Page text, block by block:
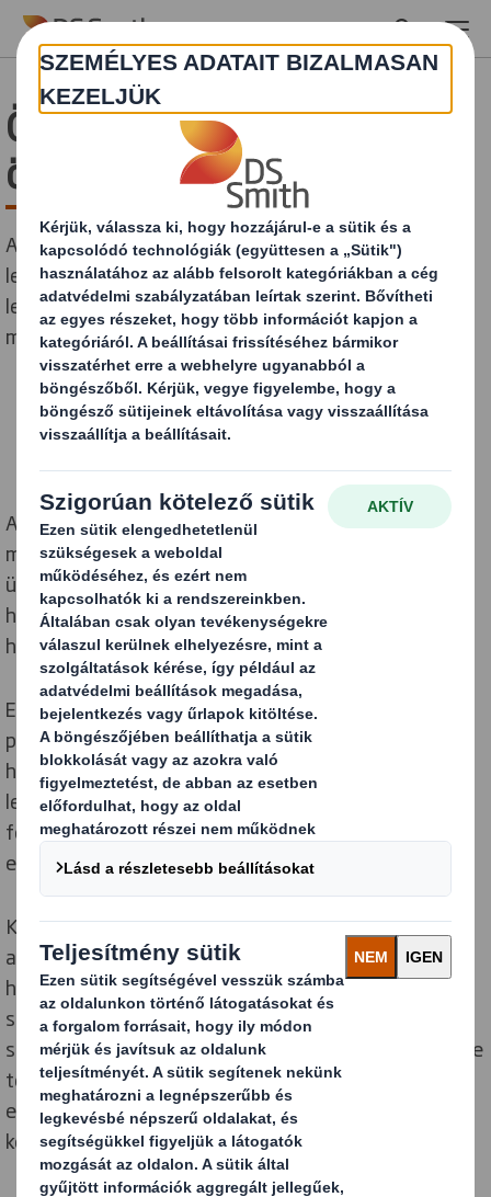
Skip to main content
Öt dolog, amit az
öregedésről tudni kell
A globális népesség elöregedésének ismeretében
legfőbb ideje, hogy a vállalkozások előrelátóbbak
legyenek – különösen igaz ez, a csomagolások
megválasztására
Az öregedés az élet elkerülhetetlen része. Ezért
mentegetőzés helyett a cégek miért nem inkább
ünneplik ezt? Igen ritkák az e korosztálynak szóló
hirdetések, és még ha meg is jelenik néhány, azok
hajlamosak a sztereotípiákra.
Egyes márkák azonban arra törekszenek, hogy a
pozitív öregedésre összpontosító, időszerű, nagy
hatású kampányokkal ösztönözzenek. Az egyik
legutóbbi példa a L'Oréal munkája, Helen Mirren
főszereplésével, amely az Age Perfect termékcsalád
eladásait ösztönözte.
Korábbi példa a Dove „Valódi szépség” kampánya,
amely mára tinédzser éveibe lépett, de még mindig
hatásos. A „valódi típusok, nem sztereotípiák”
szalagcím számos beszélgetést inspirált, melyek a
szépség jelentéséről, valamint a Dove speciális Pro Age
termékcsaládjának fejlesztéséről szóltak. Az almárka
elnevezése magában hordozza üzenetét: Tegyen a
későbbi élete érdekében, ne elnézést kérjen érte.